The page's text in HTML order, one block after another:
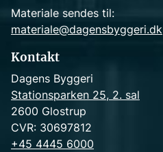
Materiale sendes til:
materiale@dagensbyggeri.dk
Kontakt
Dagens Byggeri
Stationsparken 25, 2. sal
2600 Glostrup
CVR: 30697812
+45 4445 6000